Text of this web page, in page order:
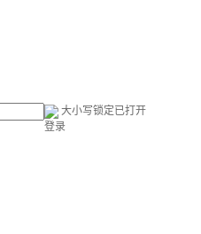
大小写锁定已打开
登录